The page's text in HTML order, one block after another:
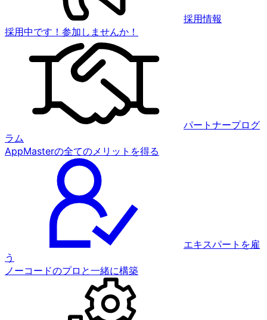
採用情報
採用中です！参加しませんか！
パートナープログ
ラム
AppMasterの全てのメリットを得る
エキスパートを雇
う
ノーコードのプロと一緒に構築